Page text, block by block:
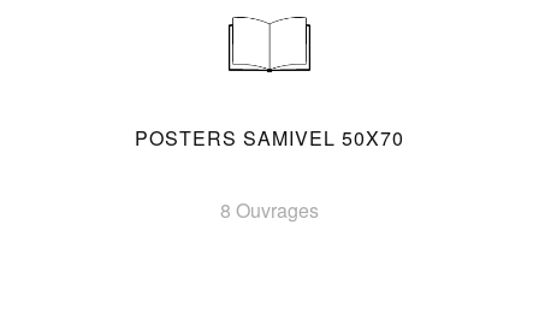
POSTERS SAMIVEL 50X70
8 Ouvrages